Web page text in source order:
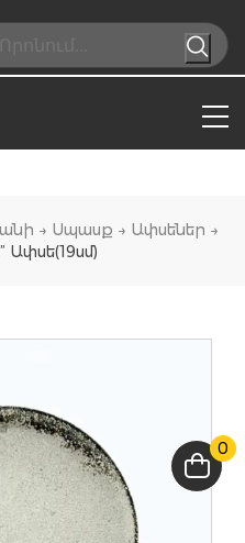
0
→ Սպասք → Ափսեներ →
Ափսե(19սմ)